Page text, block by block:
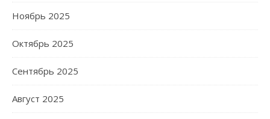
Ноябрь 2025
Октябрь 2025
Сентябрь 2025
Август 2025